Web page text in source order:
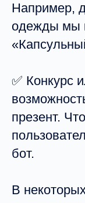
Например,
одежды мы
✅ Конкурс
презент.
бот.
В